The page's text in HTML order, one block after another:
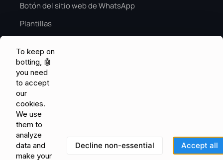
Botón del sitio web de WhatsApp
Plantillas
Temporada alta de IA
CONOCIMIENTO Y RETROALIMENTACIÓN
Centro de ayuda
Comunidad
Pedidos de características
Blog
To keep on
botting, 🤖
you need
to accept
our
cookies.
We use
them to
analyze
data and
make your
Decline non-essential Accept all